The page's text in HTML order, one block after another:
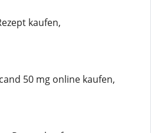
kaufen,
50 mg online kaufen,